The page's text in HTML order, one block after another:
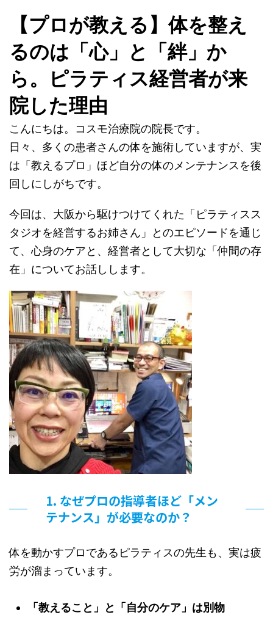
【プロが教える】体を整え
るのは「心」と「絆」か
ら。ピラティス経営者が来
院した理由
こんにちは。コスモ治療院の院長です。
日々、多くの患者さんの体を施術していますが、実
は「教えるプロ」ほど自分の体のメンテナンスを後
回しにしがちです。
今回は、大阪から駆けつけてくれた「ピラティスス
タジオを経営するお姉さん」とのエピソードを通じ
て、心身のケアと、経営者として大切な「仲間の存
在」についてお話しします。
1. なぜプロの指導者ほど「メン
テナンス」が必要なのか？
体を動かすプロであるピラティスの先生も、実は疲
労が溜まっています。
「教えること」と「自分のケア」は別物